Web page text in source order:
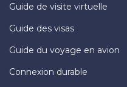
Guide de visite virtuelle
Guide des visas
Guide du voyage en avion
Connexion durable